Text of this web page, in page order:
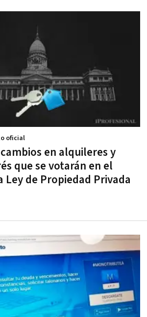
en alquileres y
que se votarán en el
Ley de Propiedad Privada
oficial